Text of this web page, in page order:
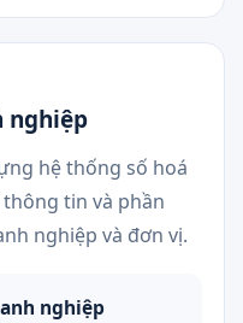
nghiệp
hệ thống số hoá
tin và phần
nghiệp và đơn vị.
nghiệp